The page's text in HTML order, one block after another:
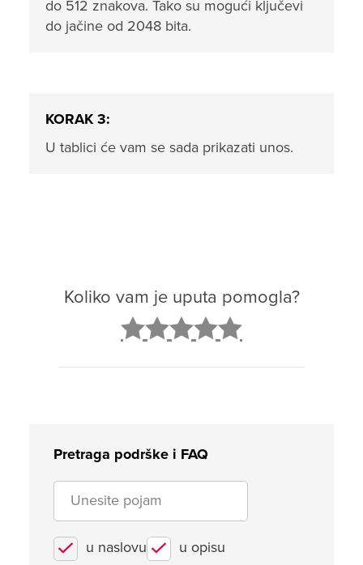
do 512 znakova. Tako su mogući ključevi
do jačine od 2048 bita.
KORAK 3:
U tablici će vam se sada prikazati unos.
Koliko vam je uputa pomogla?
Pretraga podrške i FAQ
u naslovu u opisu